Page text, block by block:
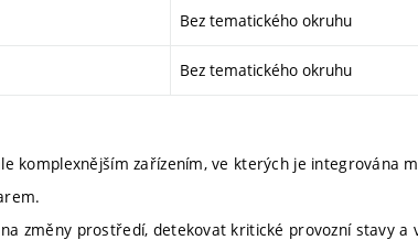
Bez tematického okruhu
Bez tematického okruhu
komplexnějším zařízením, ve kterých je integrována
změny prostředí, detekovat kritické provozní stavy a